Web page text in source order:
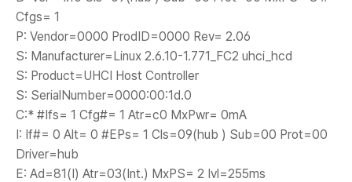
Cfgs= 1
P: Vendor=0000 ProdID=0000 Rev= 2.06
S: Manufacturer=Linux 2.6.10-1.771_FC2 uhci_hcd
S: Product=UHCI Host Controller
S: SerialNumber=0000:00:1d.0
C:* #Ifs= 1 Cfg#= 1 Atr=c0 MxPwr= 0mA
I: If#= 0 Alt= 0 #EPs= 1 Cls=09(hub ) Sub=00 Prot=00
Driver=hub
E: Ad=81(I) Atr=03(Int.) MxPS= 2 Ivl=255ms